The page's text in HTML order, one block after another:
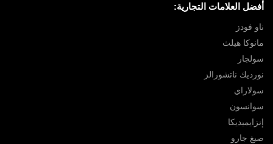
أفضل العلامات التجارية:
ناو فودز
مانوكا هيلث
سولجار
نورديك ناتشورالز
سولاراي
سوانسون
إنزايميديكا
صيغ جارو